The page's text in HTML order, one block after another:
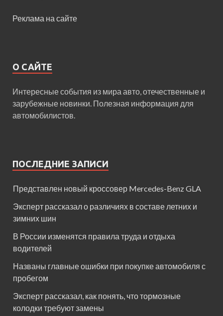
Реклама на сайте
О САЙТЕ
Интересные события из мира авто, отечественные и
зарубежные новинки. Полезная информация для
автомобилистов.
ПОСЛЕДНИЕ ЗАПИСИ
Представлен новый кроссовер Mercedes-Benz GLA
Эксперт рассказал о различиях в составе летних и
зимних шин
В России изменятся правила труда и отдыха
водителей
Названы главные ошибки при покупке автомобиля с
пробегом
Эксперт рассказал, как понять, что тормозные
колодки требуют замены